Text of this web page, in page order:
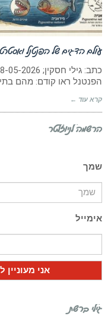
עולם הדגים של הפנטנל
הפנטנל ראו קודם: מהם
קרא עוד ←
הרשמה לניוזלטר
שמך
אימייל
גילי ברשת